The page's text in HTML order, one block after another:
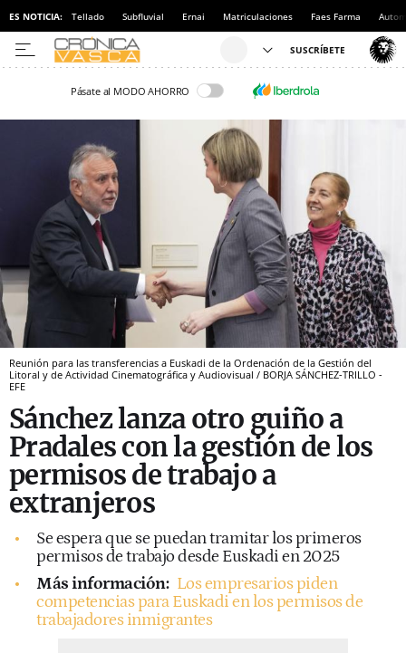
ES NOTICIA: Tellado Subfluvial Ernai Matriculaciones Faes Farma
Pásate al MODO AHORRO
Reunión para las transferencias a Euskadi de la Ordenación de la Gestión del
Litoral y de Actividad Cinematográfica y Audiovisual / BORJA SÁNCHEZ-TRILLO -
EFE
Sánchez lanza otro guiño a
Pradales con la gestión de los
permisos de trabajo a
extranjeros
Se espera que se puedan tramitar los primeros
permisos de trabajo desde Euskadi en 2025
Más información: Los empresarios piden
competencias para Euskadi en los permisos de
trabajadores inmigrantes